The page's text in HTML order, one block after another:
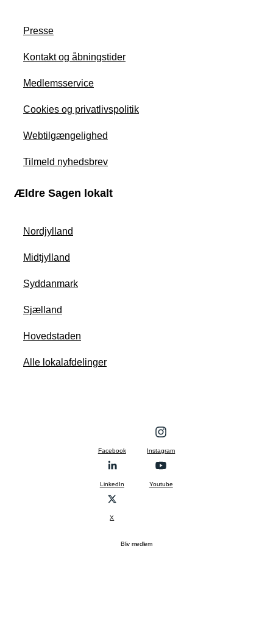
Presse
Kontakt og åbningstider
Medlemsservice
Cookies og privatlivspolitik
Webtilgængelighed
Tilmeld nyhedsbrev
Ældre Sagen lokalt
Nordjylland
Midtjylland
Syddanmark
Sjælland
Hovedstaden
Alle lokalafdelinger
Facebook Instagram
LinkedIn Youtube
X
Bliv medlem